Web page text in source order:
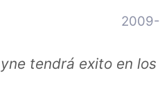
tendrá exito en